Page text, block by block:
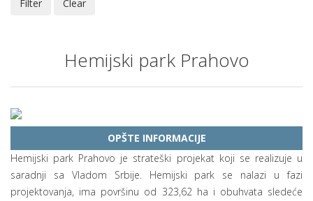
Hemijski park Prahovo
OPŠTE INFORMACIJE
Hemijski park Prahovo je strateški projekat koji se realizuje u
saradnji sa Vladom Srbije. Hemijski park se nalazi u fazi
projektovanja, ima površinu od 323,62 ha i obuhvata sledeće